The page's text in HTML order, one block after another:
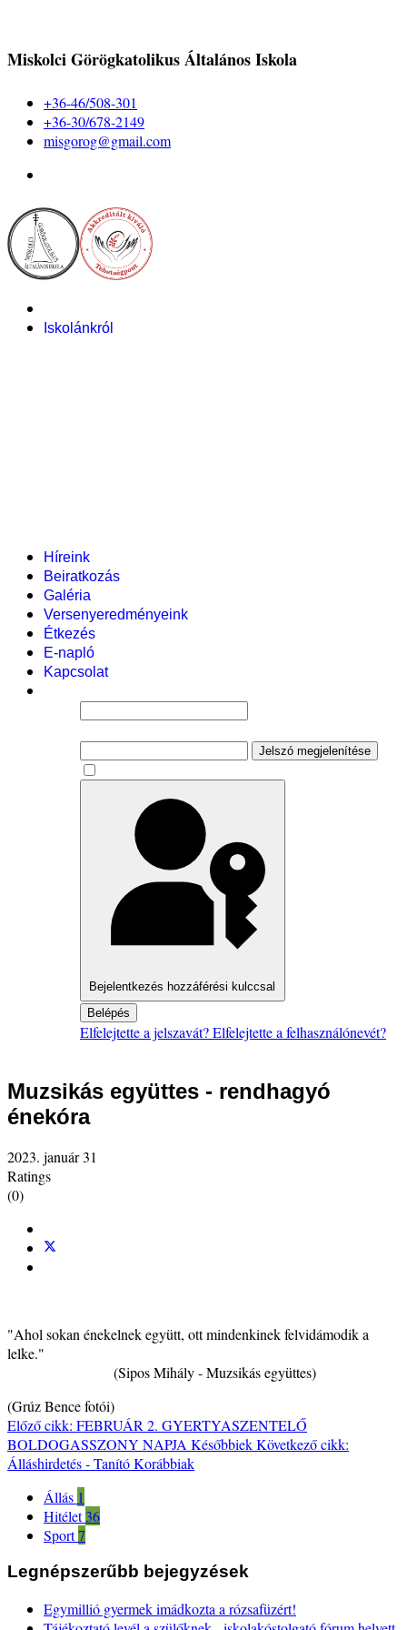
Miskolci Görögkatolikus Általános Iskola
+36-46/508-301
+36-30/678-2149
misgorog@gmail.com
Iskolánkról
Híreink
Beiratkozás
Galéria
Versenyeredményeink
Étkezés
E-napló
Kapcsolat
Jelszó megjelenítése
Bejelentkezés hozzáférési kulccsal
Belépés
Elfelejtette a jelszavát?Elfelejtette a felhasználónevét?
Muzsikás együttes - rendhagyó
énekóra
2023. január 31
Ratings
(0)
"Ahol sokan énekelnek együtt, ott mindenkinek felvidámodik a
lelke."
(Sipos Mihály - Muzsikás együttes)
(Grúz Bence fotói)
Előző cikk: FEBRUÁR 2. GYERTYASZENTELŐ
BOLDOGASSZONY NAPJAKésőbbiekKövetkező cikk:
Álláshirdetés - TanítóKorábbiak
Állás 1
Hitélet36
Sport7
Legnépszerűbb bejegyzések
Egymillió gyermek imádkozta a rózsafüzért!